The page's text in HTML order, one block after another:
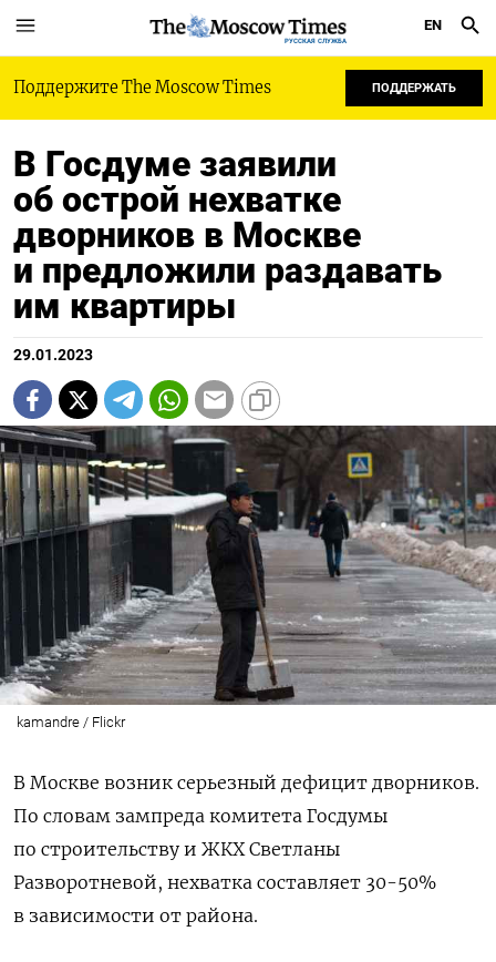
РУССКАЯ СЛУЖБА
EN
Поддержите The Moscow Times ПОДДЕРЖАТЬ
В Госдуме заявили
об острой нехватке
дворников в Москве
и предложили раздавать
им квартиры
29.01.2023
kamandre / Flickr
В Москве возник серьезный дефицит дворников.
По словам зампреда комитета Госдумы
по строительству и ЖКХ Светланы
Разворотневой, нехватка составляет 30-50%
в зависимости от района.